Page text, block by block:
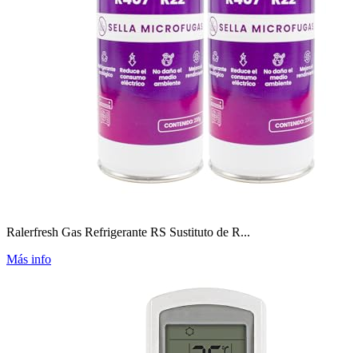
Ralerfresh Gas Refrigerante RS Sustituto de R...
Más info